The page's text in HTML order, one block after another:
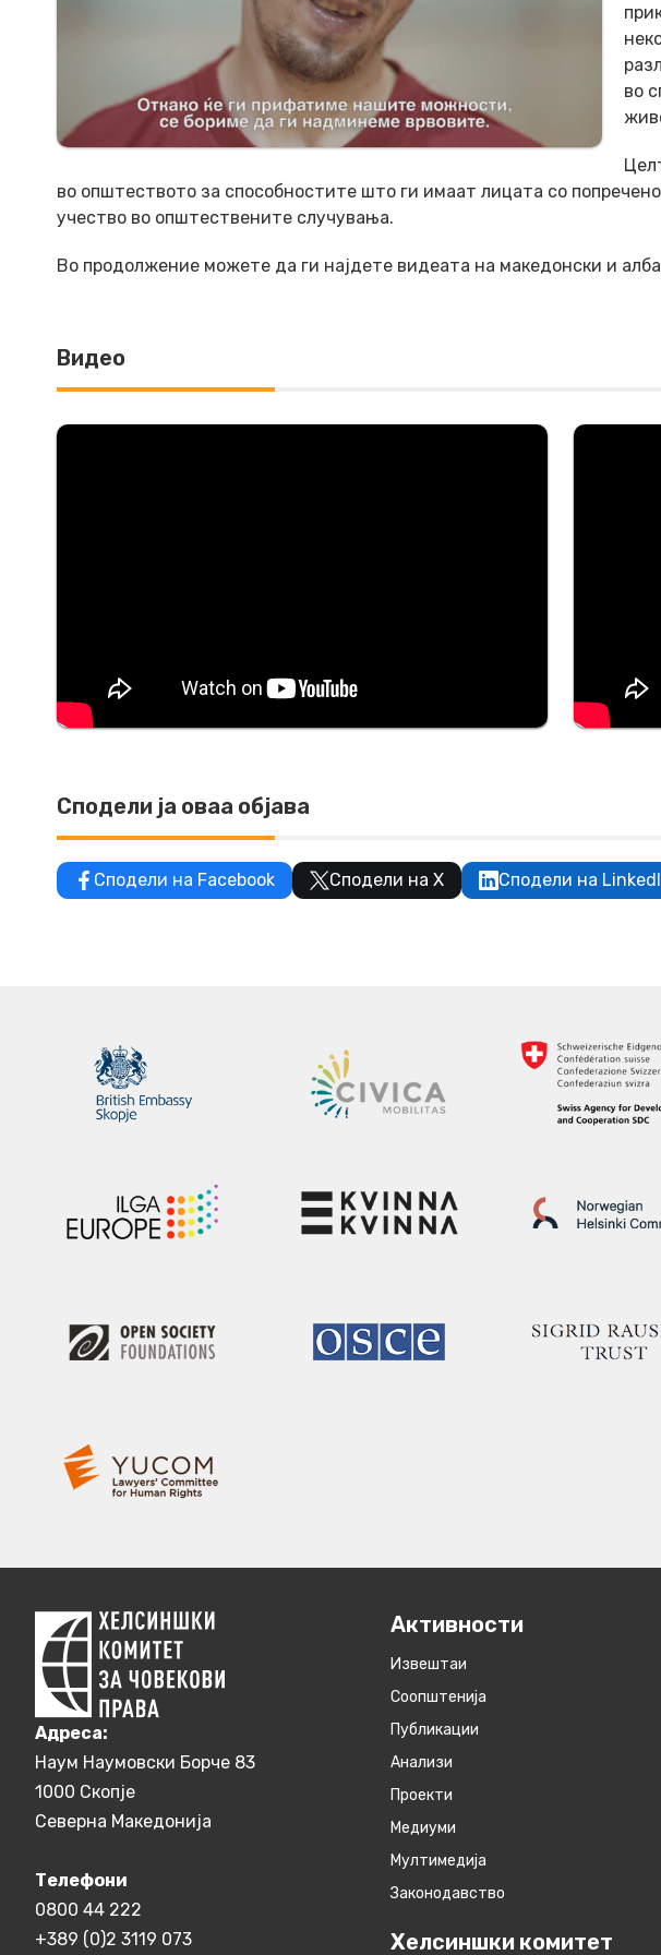
во
во општеството за способностите што ги имаат лицата со
учество во општествените случувања.
Во продолжение можете да ги најдете видеaтa на македонски и
Видео
Сподели ја оваа објава
Сподели на Facebook Сподели на X Сподели на
Aдреса:
Наум Наумовски Борче 83
1000 Скопје
Северна Македонија
Телефони
0800 44 222
+389 (0)2 3119 073
Активности
Извештаи
Соопштенија
Публикации
Анализи
Проекти
Медиуми
Мултимедија
Законодавство
Хелсиншки комитет